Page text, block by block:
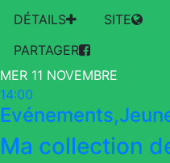
DÉTAILS
SITE
PARTAGER
MER 11 NOVEMBRE
14:00
Ma collection